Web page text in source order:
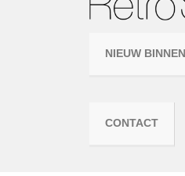
NIEUW BINNEN
CONTACT